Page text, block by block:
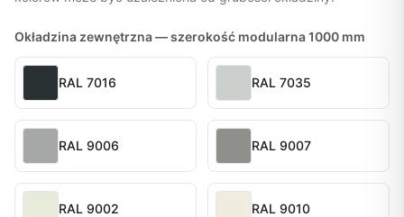
Okładzina zewnętrzna — szerokość modularna 1000 mm
RAL 7016 RAL 7035
RAL 9006 RAL 9007
RAL 9002 RAL 9010